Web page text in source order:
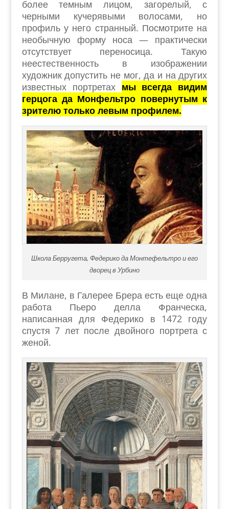
более темным лицом, загорелый, с
черными кучерявыми волосами, но
профиль у него странный. Посмотрите на
необычную форму носа — практически
отсутствует переносица. Такую
неестественность в изображении
художник допустить не мог, да и на других
известных портретах мы всегда видим
герцога да Монфельтро повернутым к
зрителю только левым профилем.
Школа Берругета, Федерико да Монтефельтро и его
дворец в Урбино
В Милане, в Галерее Брера есть еще одна
работа Пьеро делла Франческа,
написанная для Федерико в 1472 году
спустя 7 лет после двойного портрета с
женой.